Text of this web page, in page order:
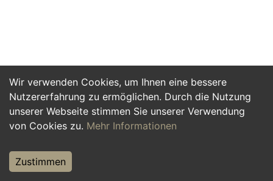
Wir verwenden Cookies, um Ihnen eine bessere
Nutzererfahrung zu ermöglichen. Durch die Nutzung
unserer Webseite stimmen Sie unserer Verwendung
von Cookies zu. Mehr Informationen
Zustimmen